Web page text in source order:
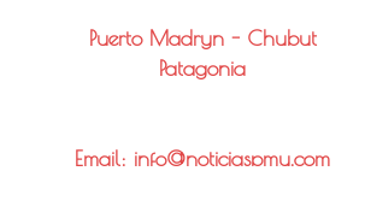
Puerto Madryn - Chubut
Patagonia
Email: info@noticiaspmy.com